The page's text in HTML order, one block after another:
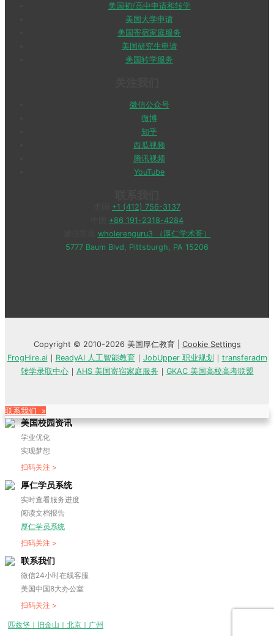
美国初/高中申请和转学
美国大学申请
美国寄宿家庭服务
美国研究生申请
美国转学服务
微信公众号
微博
知乎
西瓜视频
腾讯视频
YouTube
+1 (412) 756-3137
+86 191-2318-4284
wholerenguru3 （厚仁学术哥）
5777 Baum Blvd, Pittsburgh, PA 15206
Copyright © 2010-2026 美国厚仁教育 | Cookie Settings
FrogHire.ai｜ ReadyAI 人工智能教育｜ JobUpper 职业规划 ｜ transferadm
转学录取中心｜ AHS 美国寄宿家庭服务 ｜ GKAC 美国高校高考联盟
联系我们 »
美国校园资讯
学业优化
实现梦想
扫码关注 >
厚仁学员系统
实时查看服务进度
阅读文档报告
厚仁学员系统
扫码关注 >
联系我们
微信24小时在线客服
美国中国8大办公室
扫码关注 >
匹兹堡｜旧金山｜北京｜广州